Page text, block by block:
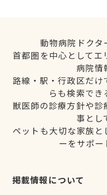
動物病院ドクタ
首都圏を中心として
病院情
路線・駅・行政区だ
らも検索でき
獣医師の診療方針や
事とし
ペットも大切な家族
ーをサポー
掲載情報について